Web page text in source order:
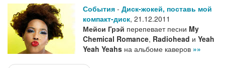
События - Диск-жокей, поставь мой
компакт-диск, 21.12.2011
Мейси Грэй перепевает песни My
Chemical Romance, Radiohead и Yeah
Yeah Yeahs на альбоме каверов »»